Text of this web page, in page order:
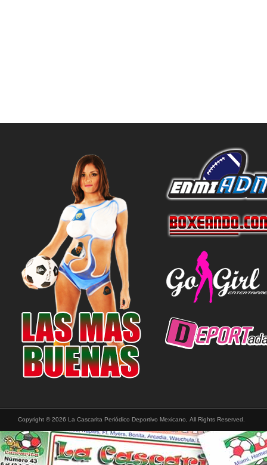
Copyright © 2026 La Cascarita Periódico Deportivo Mexicano, All Rights Reserved.